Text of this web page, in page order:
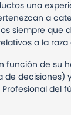
una
a
siempre que
a la
función de su
decisiones)
del